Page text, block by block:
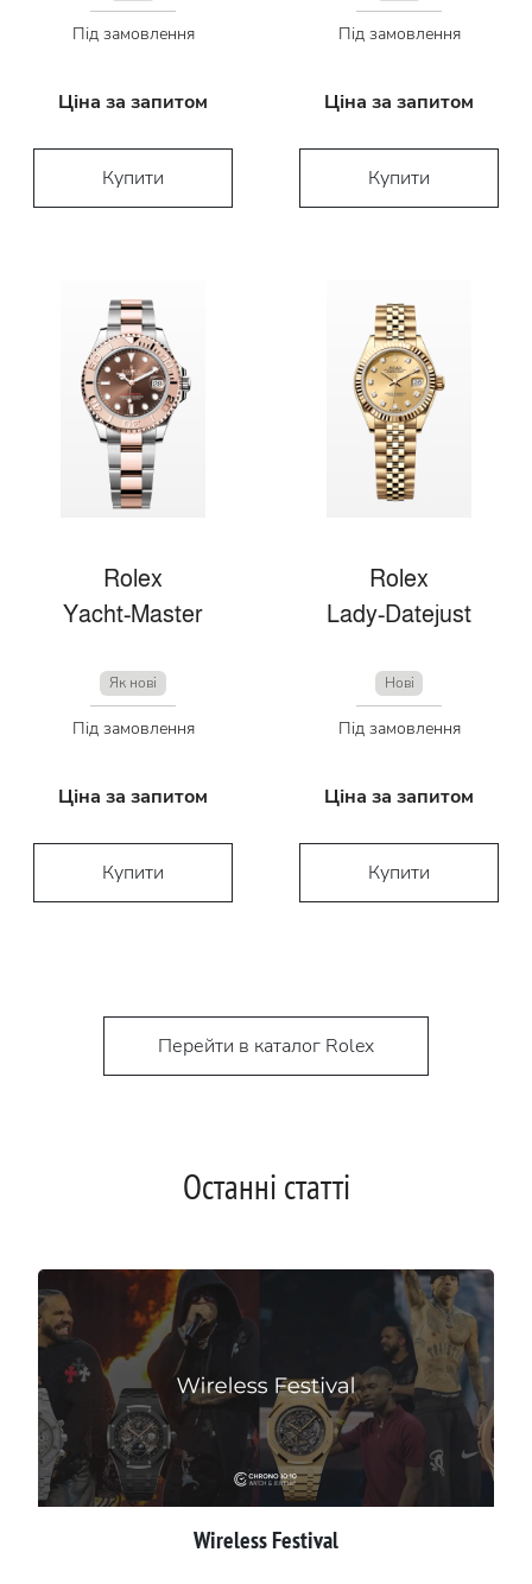
Під замовлення
Ціна за запитом
Купити
Під замовлення
Ціна за запитом
Купити
Rolex
Yacht-Master
Як нові
Під замовлення
Ціна за запитом
Купити
Rolex
Lady-Datejust
Нові
Під замовлення
Ціна за запитом
Купити
Перейти в каталог Rolex
Останні статті
Wireless Festival